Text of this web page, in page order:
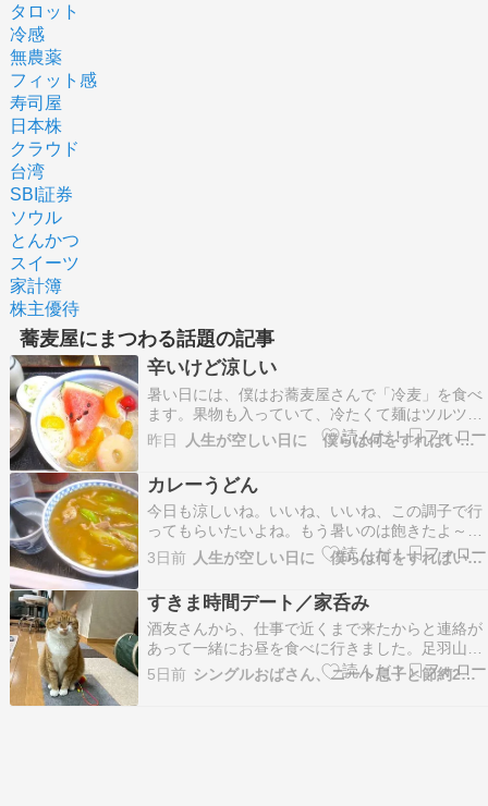
タロット
冷感
無農薬
フィット感
寿司屋
日本株
クラウド
台湾
SBI証券
ソウル
とんかつ
スイーツ
家計簿
株主優待
蕎麦屋にまつわる話題の記事
辛いけど涼しい
暑い日には、僕はお蕎麦屋さんで「冷麦」を食べ
ます。果物も入っていて、冷たくて麺はツルツ
ル、清涼感満載ですよね。（ 蕎麦屋の大将は僕が
注文すると やたらと果物を多く入れてくれるので
す ）僕はお蕎麦屋さんによく行きますが、麺類が
好きなので、ラーメン屋さんや、うどん屋さん、
イタ飯屋さ…
昨日 人生が空しい日に 僕らは何をすればいいの
カレーうどん
今日も涼しいね。いいね、いいね、この調子で行
ってもらいたいよね。もう暑いのは飽きたよ～。
っていうか、夏バテを通り越して、夏バテバテバ
テ位な感じです。このまま秋に突入！だったらい
いけど。まだ暑い日は来ると思うので、それに備
えて、昨日は飲んだくれのオヤジがやっている蕎
麦屋さんに行っ…
3日前 人生が空しい日に 僕らは何をすればいいの
すきま時間デート／家呑み
酒友さんから、仕事で近くまで来たからと連絡が
あって一緒にお昼を食べに行きました。足羽山の
麓にある『愛宕庵』という昔ながらのお蕎麦屋さ
ん。人気メニューの「九頭竜舞茸天（大）おろし
5日前 シングルおばさん、ニート息子と節約2人暮らし